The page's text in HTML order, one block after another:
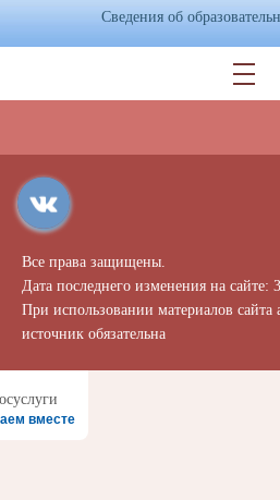
Сведения об
Все права защищены.
Дата последнего изменения на сайте:
При использовании материалов сайта
источник обязательна
вместе